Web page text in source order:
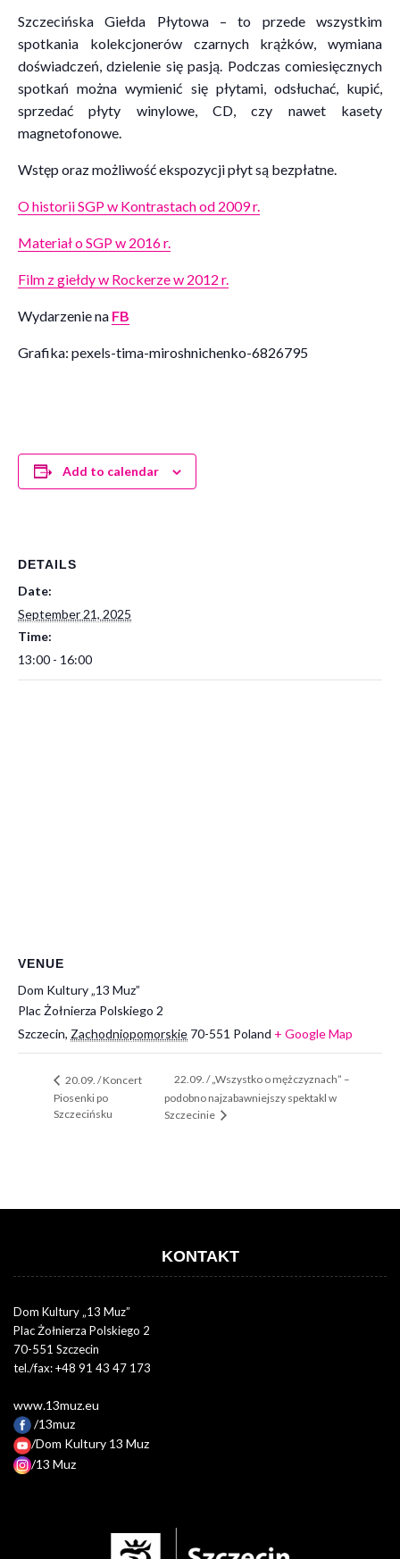
Szczecińska Giełda Płytowa – to przede wszystkim
spotkania kolekcjonerów czarnych krążków, wymiana
doświadczeń, dzielenie się pasją. Podczas comiesięcznych
spotkań można wymienić się płytami, odsłuchać, kupić,
sprzedać płyty winylowe, CD, czy nawet kasety
magnetofonowe.
Wstęp oraz możliwość ekspozycji płyt są bezpłatne.
O historii SGP w Kontrastach od 2009 r.
Materiał o SGP w 2016 r.
Film z giełdy w Rockerze w 2012 r.
Wydarzenie na FB
Grafika: pexels-tima-miroshnichenko-6826795
Add to calendar
DETAILS
Date:
September 21, 2025
Time:
13:00 - 16:00
VENUE
Dom Kultury „13 Muz”
Plac Żołnierza Polskiego 2
Szczecin, Zachodniopomorskie 70-551 Poland + Google Map
20.09. / Koncert
Piosenki po
Szczecińsku
22.09. / „Wszystko o mężczyznach” –
podobno najzabawniejszy spektakl w
Szczecinie
KONTAKT
Dom Kultury „13 Muz”
Plac Żołnierza Polskiego 2
70-551 Szczecin
tel./fax: +48 91 43 47 173
www.13muz.eu
/13muz
/Dom Kultury 13 Muz
/13 Muz